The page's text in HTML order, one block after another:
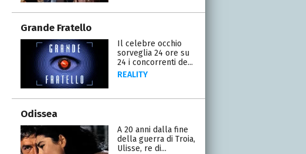
Grande Fratello
Il celebre occhio
sorveglia 24 ore su
24 i concorrenti de...
REALITY
Odissea
A 20 anni dalla fine
della guerra di Troia,
Ulisse, re di...